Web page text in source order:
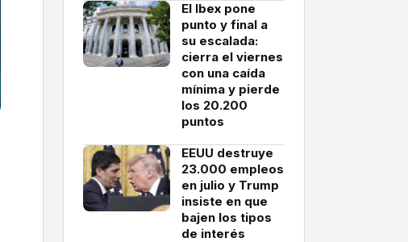
El Ibex pone
punto y final a
su escalada:
cierra el viernes
con una caída
mínima y pierde
los 20.200
puntos
EEUU destruye
23.000 empleos
en julio y Trump
insiste en que
bajen los tipos
de interés